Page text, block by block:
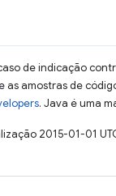
de indicação
as amostras de
. Java é uma
2015-01-01